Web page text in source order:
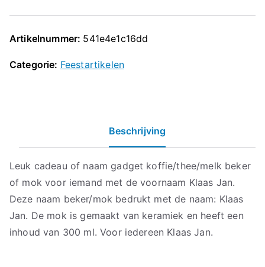
Artikelnummer: 541e4e1c16dd
Categorie: Feestartikelen
Beschrijving
Leuk cadeau of naam gadget koffie/thee/melk beker
of mok voor iemand met de voornaam Klaas Jan.
Deze naam beker/mok bedrukt met de naam: Klaas
Jan. De mok is gemaakt van keramiek en heeft een
inhoud van 300 ml. Voor iedereen Klaas Jan.